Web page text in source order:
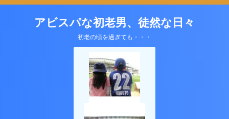
アビスパな初老男、徒然な日々
初老の頃を過ぎても・・・